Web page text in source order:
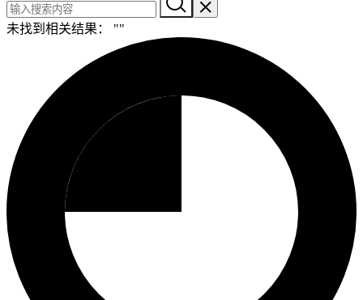
未找到相关结果： ""